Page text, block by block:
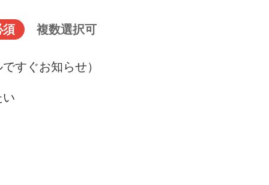
須 複数選択可
すぐお知らせ）
い